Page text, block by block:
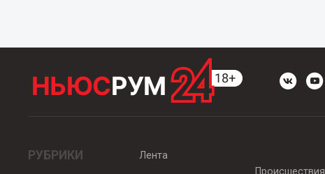
РУБРИКИ
Лента
Происшествия